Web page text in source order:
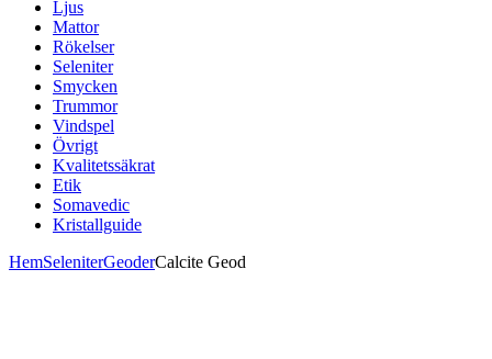
Ljus
Mattor
Rökelser
Seleniter
Smycken
Trummor
Vindspel
Övrigt
Kvalitetssäkrat
Etik
Somavedic
Kristallguide
HemSeleniterGeoderCalcite Geod